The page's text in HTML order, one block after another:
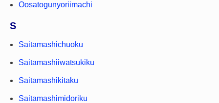
Oosatogunyoriimachi
S
Saitamashichuoku
Saitamashiiwatsukiku
Saitamashikitaku
Saitamashimidoriku